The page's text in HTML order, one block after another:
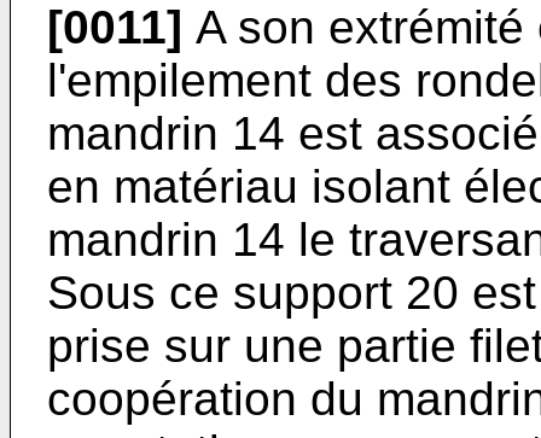
[0011] A son
l'empilement des
mandrin 14 est
en matériau isolant
mandrin 14 le
Sous ce support 20
prise sur une partie
coopération du